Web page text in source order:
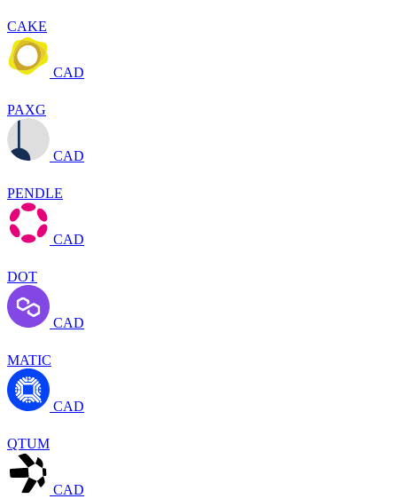
CAKE
CAD
PAXG
CAD
PENDLE
CAD
DOT
CAD
MATIC
CAD
QTUM
CAD